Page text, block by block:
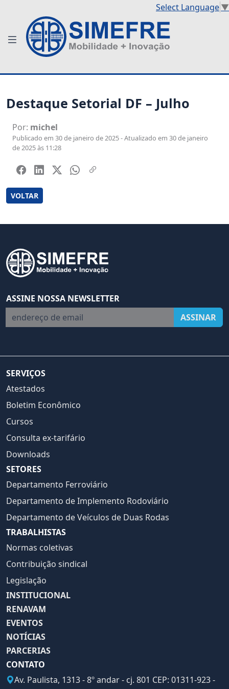
Select Language▼
Destaque Setorial DF – Julho
Por: michel
Publicado em 30 de janeiro de 2025 - Atualizado em 30 de janeiro
de 2025 às 11:28
VOLTAR
ASSINE NOSSA NEWSLETTER
endereço de email
ASSINAR
SERVIÇOS
Atestados
Boletim Econômico
Cursos
Consulta ex-tarifário
Downloads
SETORES
Departamento Ferroviário
Departamento de Implemento Rodoviário
Departamento de Veículos de Duas Rodas
TRABALHISTAS
Normas coletivas
Contribuição sindical
Legislação
INSTITUCIONAL
RENAVAM
EVENTOS
NOTÍCIAS
PARCERIAS
CONTATO
Av. Paulista, 1313 - 8º andar - cj. 801 CEP: 01311-923 -